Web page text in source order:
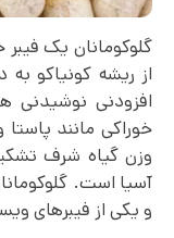
گلوکومانان یک
از ریشه کونیاکو
افزودنی
وزن گیاه شرف
آسیا است.
و یکی از فیبرهای